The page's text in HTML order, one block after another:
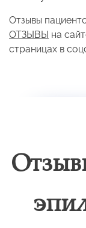
Отзывы
ОТЗЫВЫ на
страницах в